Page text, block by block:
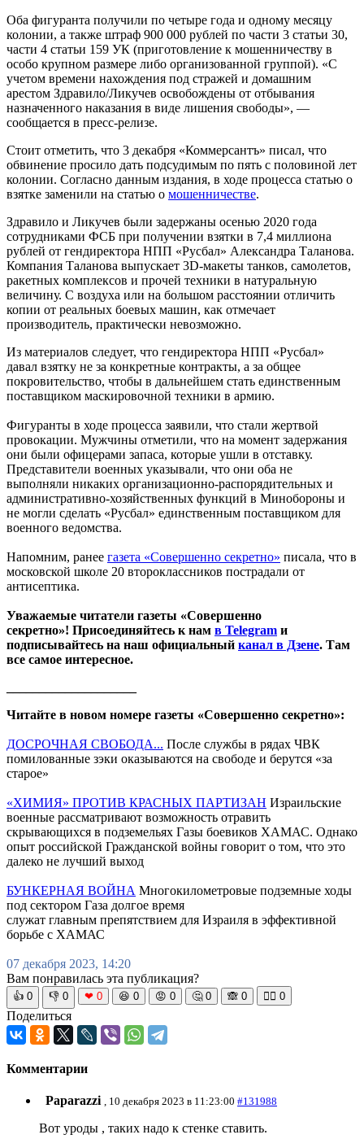
Оба фигуранта получили по четыре года и одному месяцу
колонии, а также штраф 900 000 рублей по части 3 статьи 30,
части 4 статьи 159 УК (приготовление к мошенничеству в
особо крупном размере либо организованной группой). «С
учетом времени нахождения под стражей и домашним
арестом Здравило/Ликучев освобождены от отбывания
назначенного наказания в виде лишения свободы», —
сообщается в пресс-релизе.
Стоит отметить, что 3 декабря «Коммерсантъ» писал, что
обвинение просило дать подсудимым по пять с половиной лет
колонии. Согласно данным издания, в ходе процесса статью о
взятке заменили на статью о мошенничестве.
Здравило и Ликучев были задержаны осенью 2020 года
сотрудниками ФСБ при получении взятки в 7,4 миллиона
рублей от гендиректора НПП «Русбал» Александра Таланова.
Компания Таланова выпускает 3D-макеты танков, самолетов,
ракетных комплексов и прочей техники в натуральную
величину. С воздуха или на большом расстоянии отличить
копии от реальных боевых машин, как отмечает
производитель, практически невозможно.
Из материалов следует, что гендиректора НПП «Русбал»
давал взятку не за конкретные контракты, а за общее
покровительство, чтобы в дальнейшем стать единственным
поставщиком маскировочной техники в армию.
Фигуранты в ходе процесса заявили, что стали жертвой
провокации. Мужчины отметили, что на момент задержания
они были офицерами запаса, которые ушли в отставку.
Представители военных указывали, что они оба не
выполняли никаких организационно-распорядительных и
административно-хозяйственных функций в Минобороны и
не могли сделать «Русбал» единственным поставщиком для
военного ведомства.
Напомним, ранее газета «Совершенно секретно» писала, что в
московской школе 20 второклассников пострадали от
антисептика.
Уважаемые читатели газеты «Совершенно
секретно»! Присоединяйтесь к нам в Telegram и
подписывайтесь на наш официальный канал в Дзене. Там
все самое интересное.
Читайте в новом номере газеты «Совершенно секретно»:
ДОСРОЧНАЯ СВОБОДА... После службы в рядах ЧВК
помилованные зэки оказываются на свободе и берутся «за
старое»
«ХИМИЯ» ПРОТИВ КРАСНЫХ ПАРТИЗАН Израильские
военные рассматривают возможность отравить
скрывающихся в подземельях Газы боевиков ХАМАС. Однако
опыт российской Гражданской войны говорит о том, что это
далеко не лучший выход
БУНКЕРНАЯ ВОЙНА Многокилометровые подземные ходы
под сектором Газа долгое время
служат главным препятствием для Израиля в эффективной
борьбе с ХАМАС
07 декабря 2023, 14:20
Вам понравилась эта публикация?
👍 0 👎 0 ❤ 0 😆 0 😡 0 🤔 0 🙈 0 🧘‍♀️ 0
Поделиться
Комментарии
Paparazzi , 10 декабря 2023 в 11:23:00 #131988
Вот уроды , таких надо к стенке ставить.